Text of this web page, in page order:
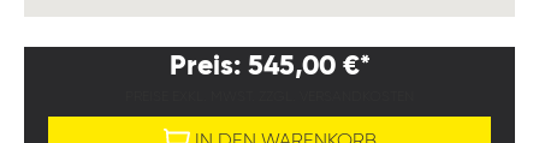
Preis: 545,00 €*